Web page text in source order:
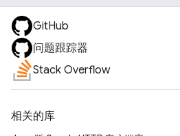
GitHub
问题跟踪器
Stack Overflow
相关的库